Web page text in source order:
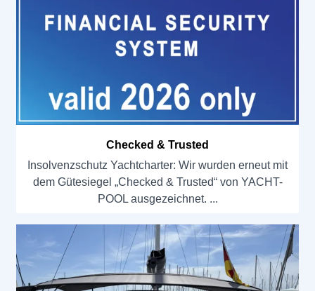
Checked & Trusted
Insolvenzschutz Yachtcharter: Wir wurden erneut mit
dem Gütesiegel „Checked & Trusted“ von YACHT-
POOL ausgezeichnet.